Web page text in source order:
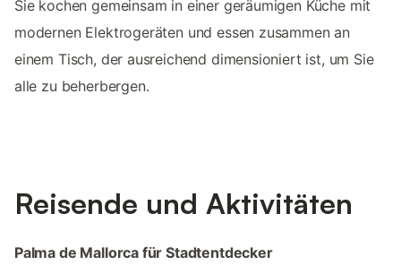
Sie kochen gemeinsam in einer geräumigen Küche mit
modernen Elektrogeräten und essen zusammen an
einem Tisch, der ausreichend dimensioniert ist, um Sie
alle zu beherbergen.
Reisende und Aktivitäten
Palma de Mallorca für Stadtentdecker